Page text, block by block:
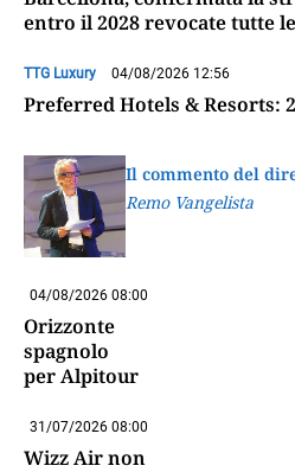
entro il 2028 revocate tutte
TTG Luxury 04/08/2026 12:56
Preferred Hotels & Resorts:
Il commento del
Remo Vangelista
04/08/2026 08:00
Orizzonte
spagnolo
per Alpitour
31/07/2026 08:00
Wizz Air non